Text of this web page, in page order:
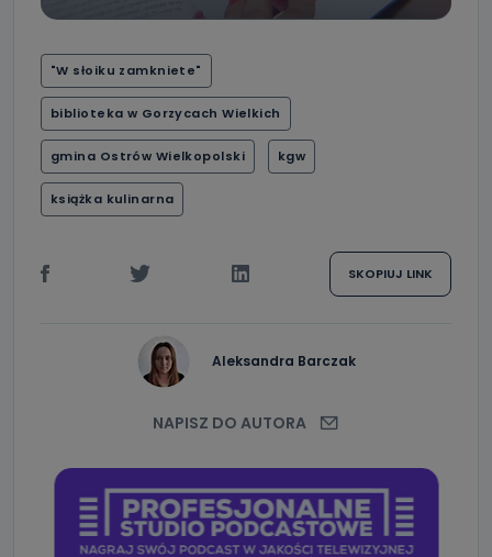
"W słoiku zamkniete"
biblioteka w Gorzycach Wielkich
gmina Ostrów Wielkopolski kgw
książka kulinarna
SKOPIUJ LINK
Aleksandra Barczak
NAPISZ DO AUTORA